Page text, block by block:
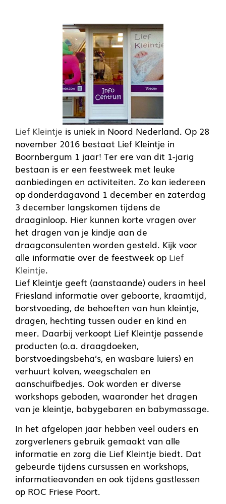
Lief Kleintje is uniek in Noord Nederland. Op 28
november 2016 bestaat Lief Kleintje in
Boornbergum 1 jaar! Ter ere van dit 1-jarig
bestaan is er een feestweek met leuke
aanbiedingen en activiteiten. Zo kan iedereen
op donderdagavond 1 december en zaterdag
3 december langskomen tijdens de
draaginloop. Hier kunnen korte vragen over
het dragen van je kindje aan de
draagconsulenten worden gesteld. Kijk voor
alle informatie over de feestweek op Lief
Kleintje.
Lief Kleintje geeft (aanstaande) ouders in heel
Friesland informatie over geboorte, kraamtijd,
borstvoeding, de behoeften van hun kleintje,
dragen, hechting tussen ouder en kind en
meer. Daarbij verkoopt Lief Kleintje passende
producten (o.a. draagdoeken,
borstvoedingsbeha’s, en wasbare luiers) en
verhuurt kolven, weegschalen en
aanschuifbedjes. Ook worden er diverse
workshops geboden, waaronder het dragen
van je kleintje, babygebaren en babymassage.
In het afgelopen jaar hebben veel ouders en
zorgverleners gebruik gemaakt van alle
informatie en zorg die Lief Kleintje biedt. Dat
gebeurde tijdens cursussen en workshops,
informatieavonden en ook tijdens gastlessen
op ROC Friese Poort.